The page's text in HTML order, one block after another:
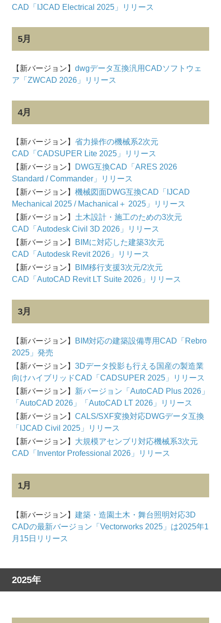
CAD「IJCAD Electrical 2025」リリース
5月
【新バージョン】 dwgデータ互換汎用CADソフトウェ
ア「ZWCAD 2026」リリース
4月
【新バージョン】 省力操作の機械系2次元
CAD「CADSUPER Lite 2025」リリース
【新バージョン】
DWG互換CAD「ARES 2026
Standard / Commander」リリース
【新バージョン】 機械図面DWG互換CAD「IJCAD
Mechanical 2025 / Machanical＋ 2025」リリース
【新バージョン】 土木設計・施工のための3次元
CAD「Autodesk Civil 3D 2026」リリース
【新バージョン】
BIMに対応した建築3次元
CAD「Autodesk Revit 2026」リリース
【新バージョン】
BIM移行支援3次元/2次元
CAD「AutoCAD Revit LT Suite 2026」リリース
3月
【新バージョン】
BIM対応の建築設備専用CAD「Rebro
2025」発売
【新バージョン】 3Dデータ投影も行える国産の製造業
向けハイブリッドCAD「CADSUPER 2025」リリース
【新バージョン】 新バージョン「AutoCAD Plus 2026」
「AutoCAD 2026」「AutoCAD LT 2026」リリース
【新バージョン】 CALS/SXF変換対応DWGデータ互換
「IJCAD Civil 2025」リリース
【新バージョン】 大規模アセンブリ対応機械系3次元
CAD「Inventor Professional 2026」リリース
1月
【新バージョン】 建築・造園土木・舞台照明対応3D
CADの最新バージョン「Vectorworks 2025」は2025年1
月15日リリース
2025年